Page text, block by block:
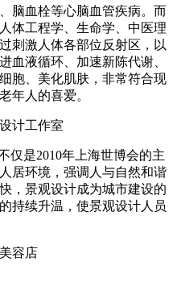
脑血栓等心脑血管疾病。而
体工程学、生命学、中医理
刺激人体各部位反射区，以
血液循环、加速新陈代谢、
胞、美化肌肤，非常符合现
年人的喜爱。
计工作室
是2010年上海世博会的主
居环境，强调人与自然和谐
，景观设计成为城市建设的
持续升温，使景观设计人员
容店